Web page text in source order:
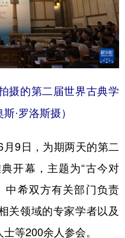
金融 汽车
信息化 数字经济
银龄 溯源中国
时尚
河北 山西
的第二届世界古典学
·罗洛斯摄）
日，为期两天的第二
开幕，主题为“古今对
中希双方有关部门负责
关领域的专家学者以及
等200余人参会。